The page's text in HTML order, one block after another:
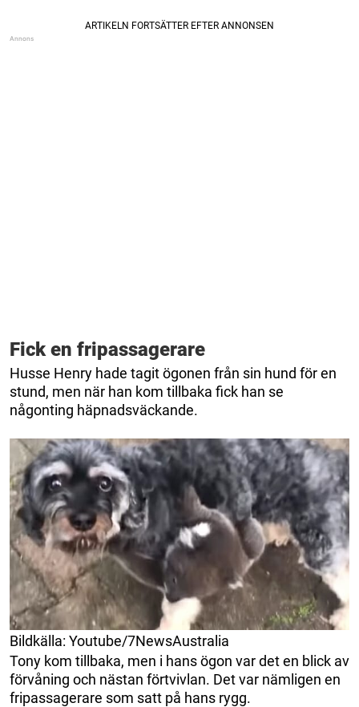
Fick en fripassagerare
Husse Henry hade tagit ögonen från sin hund för en
stund, men när han kom tillbaka fick han se
någonting häpnadsväckande.
Bildkälla: Youtube/7NewsAustralia
Tony kom tillbaka, men i hans ögon var det en blick av
förvåning och nästan förtvivlan. Det var nämligen en
fripassagerare som satt på hans rygg.